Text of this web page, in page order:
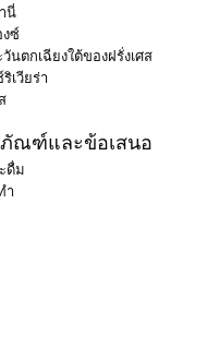
นี่
งซ์
นตกเฉียงใต้ของฝรั่งเศส
เวียร่า
ภัณฑ์และข้อเสนอ
ดื่ม
ำ